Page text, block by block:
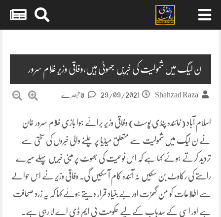
ن لیگ میں شمولیت کی خبریں جھوٹی ہیں،وفاقی وزیر غلام سرور
Shahzad Raza
29/09/2021
اسلام آباد (نمائندہ پنڈی پوسٹ) وفاقی وزیر برائے ہوا بازی غلام سرور خان
نے ن لیگ میں شمولیت سے متعلق میڈیا پر چلنے والی خبروں کی سختی سے
تردید کرتے ہوئے کہا ہے کہ اس نوعیت کی جھوٹ پر مبنی خبریں پہلے میرے
راستے کی رکاوٹ بن سکیں نہ آئندہ کام آ سکیں گی. وفاقی وزیر نے اس حوالے
سے اطلاعات کو من گھڑت اور بے بنیاد قرار دیتے ہوئے کہا کہ یہ زرد صحافت
ہے اور اسی کے سدباب کے لیے حکومت پی ایم ڈی اے لا رہی ہے.